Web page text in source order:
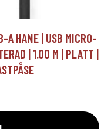
A HANE | USB MICRO-
| 1.00 M | PLATT |